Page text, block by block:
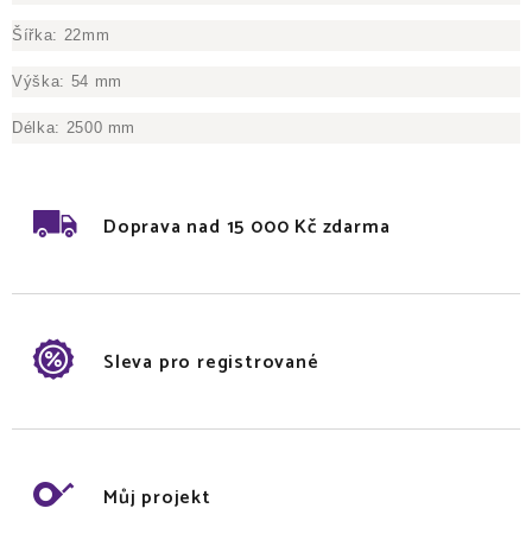
Šířka: 22mm
Výška: 54 mm
Délka: 2500 mm
Doprava nad 15 000 Kč zdarma
Sleva pro registrované
Můj projekt